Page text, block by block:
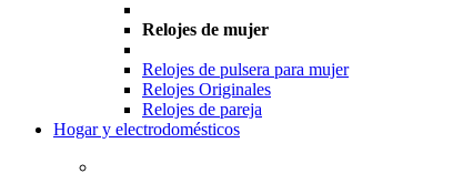
Relojes de mujer
Relojes de pulsera para mujer
Relojes Originales
Relojes de pareja
Hogar y electrodomésticos